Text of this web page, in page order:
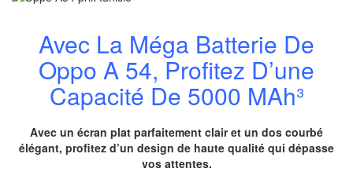
Avec La Méga Batterie De
Oppo A 54, Profitez D’une
Capacité De 5000 MAh³
Avec un écran plat parfaitement clair et un dos courbé
élégant, profitez d’un design de haute qualité qui dépasse
vos attentes.